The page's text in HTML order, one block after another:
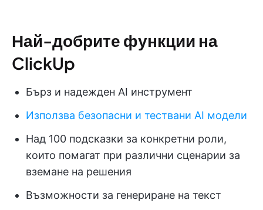
Най-добрите функции на
ClickUp
Бърз и надежден AI инструмент
Използва безопасни и тествани AI модели
Над 100 подсказки за конкретни роли,
които помагат при различни сценарии за
вземане на решения
Възможности за генериране на текст